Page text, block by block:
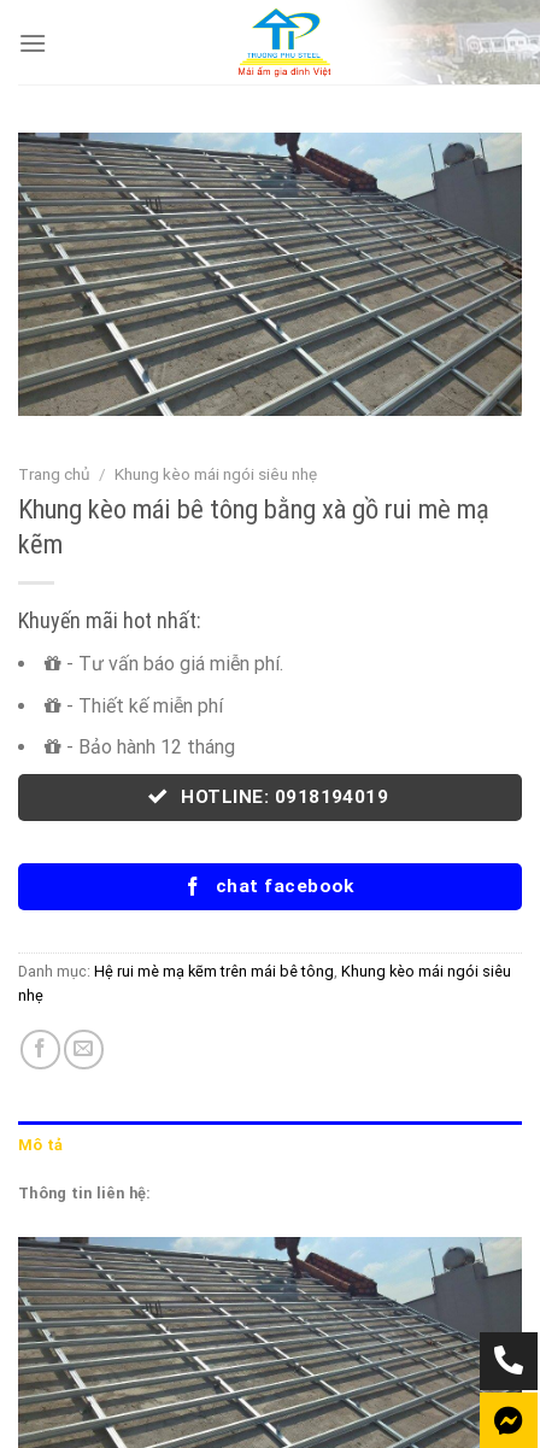
Trang chủ / Khung kèo mái ngói siêu nhẹ
Khung kèo mái bê tông bằng xà gồ rui mè mạ
kẽm
Khuyến mãi hot nhất:
- Tư vấn báo giá miễn phí.
- Thiết kế miễn phí
- Bảo hành 12 tháng
HOTLINE: 0918194019
chat facebook
Danh mục: Hệ rui mè mạ kẽm trên mái bê tông, Khung kèo mái ngói siêu
nhẹ
Mô tả
Thông tin liên hệ: